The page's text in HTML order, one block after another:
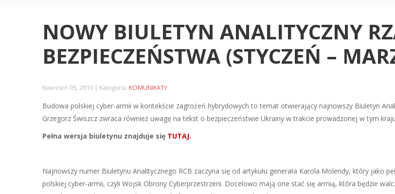
NOWY BIULETYN ANALITYCZNY
BEZPIECZEŃSTWA (STYCZEŃ –
Kwiecień 05, 2019 Kategoria: KOMUNIKATY
Budowa polskiej cyber-armii w kontekście zagrożeń hybrydowych to temat otwierający najnowszy Biuletyn
Grzegorz Świszcz zwraca również uwagę na tekst o bezpieczeństwie Ukrainy w trakcie prowadzonej w tym
Pełna wersja biuletynu znajduje się TUTAJ.
Najnowszy numer Biuletynu Analitycznego RCB zaczyna się od artykułu generała Karola Molendy, który jako
polskiej cyber-armii, czyli Wojsk Obrony Cyberprzestrzeni. Docelowo mają one stać się armią, która będzie